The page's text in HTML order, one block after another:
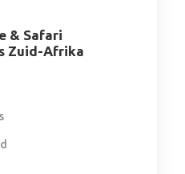
& Safari
Zuid-Afrika